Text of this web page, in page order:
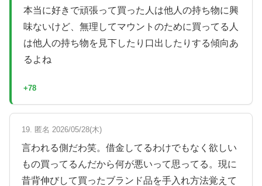
本当に好きで頑張って買った人は他人の持ち物に興
味ないけど、無理してマウントのために買ってる人
は他人の持ち物を見下したり口出したりする傾向あ
るよね
+78
19. 匿名 2026/05/28(木)
言われる側だわ笑。借金してるわけでもなく欲しい
もの買ってるんだから何が悪いって思ってる。現に
昔背伸びして買ったブランド品を手入れ方法覚えて